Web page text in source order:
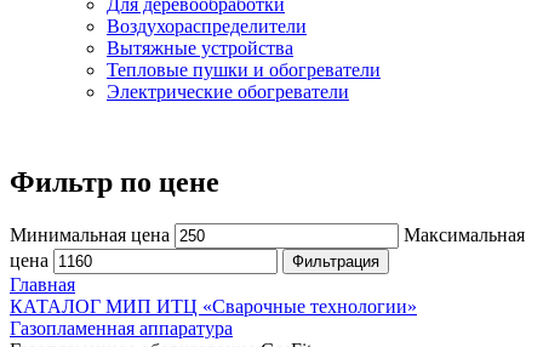
Воздухораспределители
Вытяжные устройства
Тепловые пушки и обогреватели
Электрические обогреватели
Фильтр по цене
Минимальная цена
Максимальная
цена
Фильтрация
Главная
КАТАЛОГ МИП ИТЦ «Сварочные технологии»
Газопламенная аппаратура